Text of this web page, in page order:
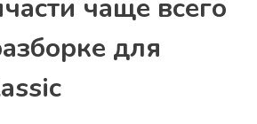
чаще всего
для